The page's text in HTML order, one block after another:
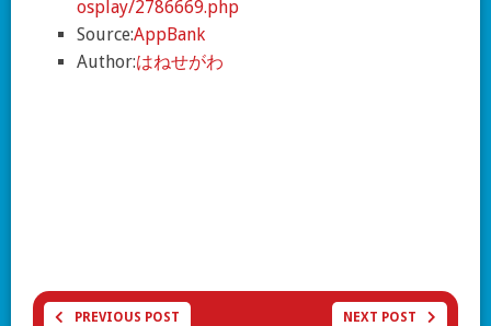
osplay/2786669.php
Source:AppBank
Author:はねせがわ
PREVIOUS POST NEXT POST